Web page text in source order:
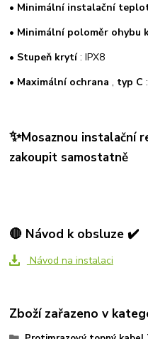
• Minimální instalační
• Minimální poloměr ohybu
• Stupeň krytí: IPX8
• Maximální ochrana , typ C
✨Mosaznou instalační
zakoupit samostatně
🔴 Návod k obsluze ✔️
Návod na instalaci
Zboží zařazeno v